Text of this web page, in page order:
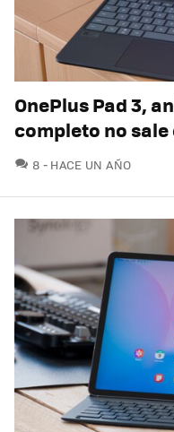
OnePlus Pad 3,
completo no
8 COMENTARIOS
HACE UN AÑO